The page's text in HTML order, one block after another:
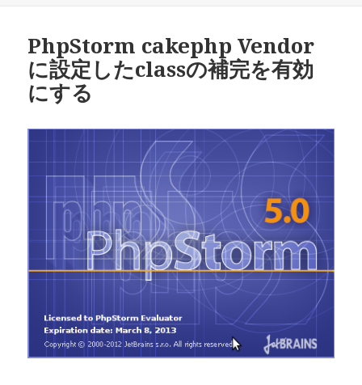
PhpStorm cakephp Vendor
に設定したclassの補完を有効
にする